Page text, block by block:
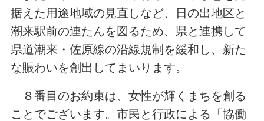
据えた用途地域の見直しなど、日の出地区と
潮来駅前の連たんを図るため、県と連携して
県道潮来・佐原線の沿線規制を緩和し、新た
な賑わいを創出してまいります。
８番目のお約束は、女性が輝くまちを創る
ことでございます。市民と行政による「協働